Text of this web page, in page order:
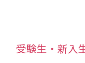
受験生・新入